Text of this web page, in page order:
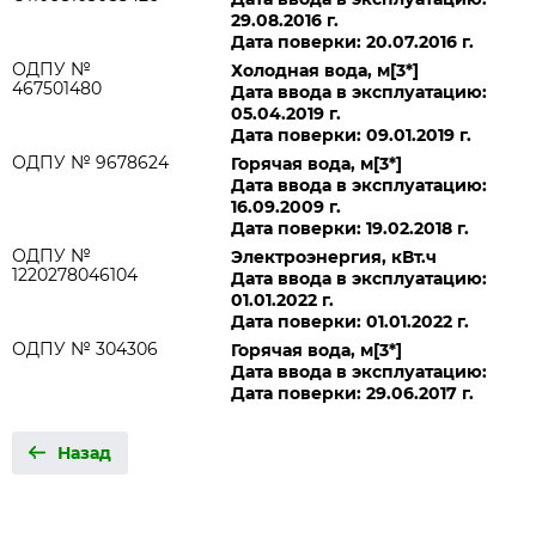
29.08.2016 г.
Дата поверки: 20.07.2016 г.
ОДПУ №
467501480
Холодная вода, м[3*]
Дата ввода в эксплуатацию:
05.04.2019 г.
Дата поверки: 09.01.2019 г.
ОДПУ № 9678624
Горячая вода, м[3*]
Дата ввода в эксплуатацию:
16.09.2009 г.
Дата поверки: 19.02.2018 г.
ОДПУ №
1220278046104
Электроэнергия, кВт.ч
Дата ввода в эксплуатацию:
01.01.2022 г.
Дата поверки: 01.01.2022 г.
ОДПУ № 304306
Горячая вода, м[3*]
Дата ввода в эксплуатацию:
Дата поверки: 29.06.2017 г.
Назад